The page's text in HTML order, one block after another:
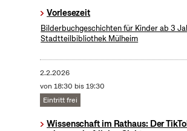
Vorlesezeit
Bilderbuchgeschichten für Kinder ab 3
Stadtteilbibliothek Mülheim
2.2.2026
von 18:30 bis 19:30
Eintritt frei
Wissenschaft im Rathaus: Der